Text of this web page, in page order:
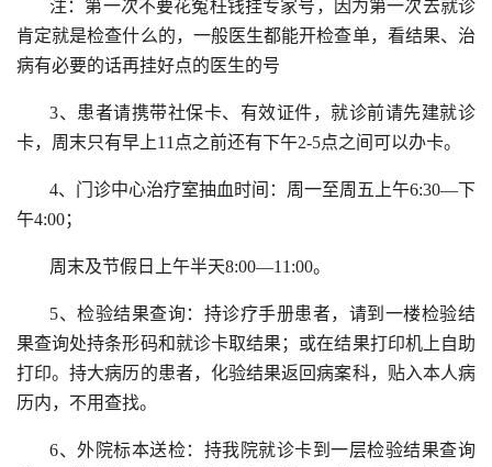
注：第一次不要花冤枉钱挂专家号，因为第一次去就诊
肯定就是检查什么的，一般医生都能开检查单，看结果、治
病有必要的话再挂好点的医生的号
3、患者请携带社保卡、有效证件，就诊前请先建就诊
卡，周末只有早上11点之前还有下午2-5点之间可以办卡。
4、门诊中心治疗室抽血时间：周一至周五上午6:30—下
午4:00；
周末及节假日上午半天8:00—11:00。
5、检验结果查询：持诊疗手册患者，请到一楼检验结
果查询处持条形码和就诊卡取结果；或在结果打印机上自助
打印。持大病历的患者，化验结果返回病案科，贴入本人病
历内，不用查找。
6、外院标本送检：持我院就诊卡到一层检验结果查询